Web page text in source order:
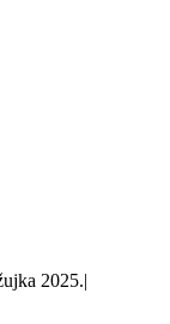
2025.|